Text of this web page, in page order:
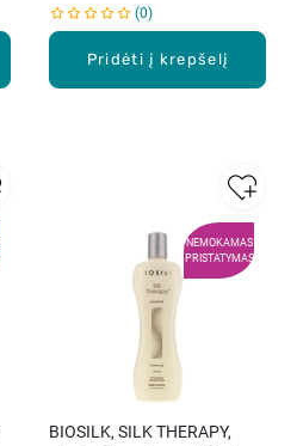
Pridėti į krepšelį
0
NEMOKAMAS
PRISTATYMAS
BIOSILK, SILK THERAPY,